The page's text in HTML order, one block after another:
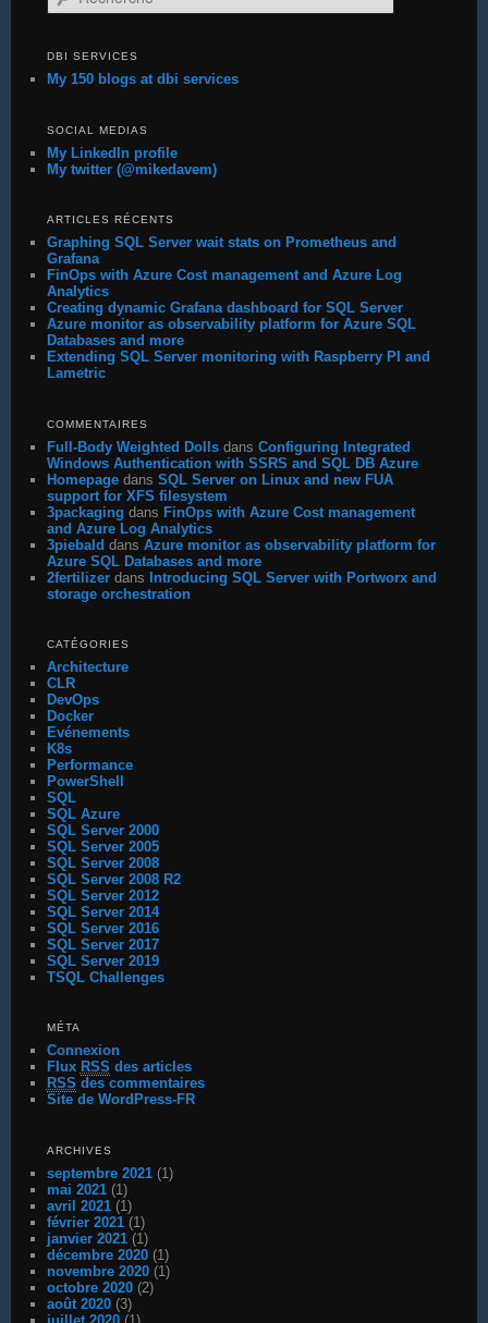
DBI SERVICES
My 150 blogs at dbi services
SOCIAL MEDIAS
My LinkedIn profile
My twitter (@mikedavem)
ARTICLES RÉCENTS
Graphing SQL Server wait stats on Prometheus and
Grafana
FinOps with Azure Cost management and Azure Log
Analytics
Creating dynamic Grafana dashboard for SQL Server
Azure monitor as observability platform for Azure SQL
Databases and more
Extending SQL Server monitoring with Raspberry PI and
Lametric
COMMENTAIRES
Full-Body Weighted Dollsdans Configuring Integrated
Windows Authentication with SSRS and SQL DB Azure
Homepagedans SQL Server on Linux and new FUA
support for XFS filesystem
3packaging dans FinOps with Azure Cost management
and Azure Log Analytics
3piebald dans Azure monitor as observability platform for
Azure SQL Databases and more
2fertilizerdans Introducing SQL Server with Portworx and
storage orchestration
CATÉGORIES
Architecture
CLR
DevOps
Docker
Evénements
K8s
Performance
PowerShell
SQL
SQL Azure
SQL Server 2000
SQL Server 2005
SQL Server 2008
SQL Server 2008 R2
SQL Server 2012
SQL Server 2014
SQL Server 2016
SQL Server 2017
SQL Server 2019
TSQL Challenges
MÉTA
Connexion
Flux RSS des articles
RSS des commentaires
Site de WordPress-FR
ARCHIVES
septembre 2021(1)
mai 2021(1)
avril 2021(1)
février 2021(1)
janvier 2021(1)
décembre 2020(1)
novembre 2020(1)
octobre 2020(2)
août 2020(3)